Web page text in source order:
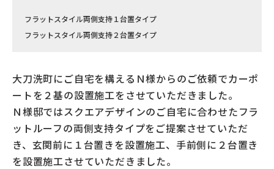
フラットスタイル両側支持１台置タイプ
フラットスタイル両側支持２台置タイプ
大刀洗町にご自宅を構えるＮ様からのご依頼でカーポ
ートを２基の設置施工をさせていただきました。
Ｎ様邸ではスクエアデザインのご自宅に合わせたフラ
ットルーフの両側支持タイプをご提案させていただ
き、玄関前に１台置きを設置施工、手前側に２台置き
を設置施工させていただきました。